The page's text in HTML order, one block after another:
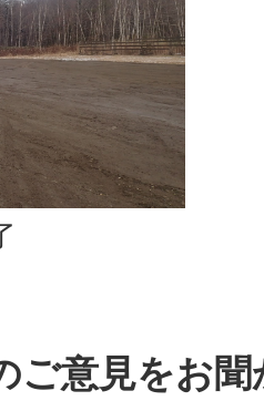
ご意見をお